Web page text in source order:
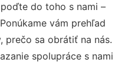
do toho s nami –
vám prehľad
prečo sa obrátiť na nás.
spolupráce s nami